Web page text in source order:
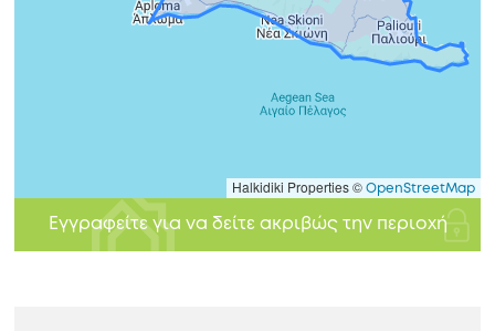
Halkidiki Properties © OpenStreetMap
Εγγραφείτε για να δείτε ακριβώς την περιοχή